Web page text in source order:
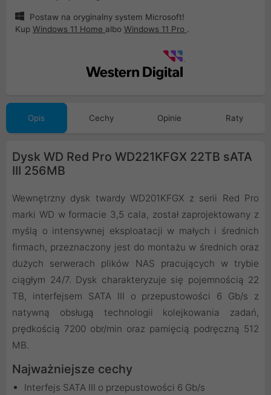
Postaw na oryginalny system Microsoft!
Kup Windows 11 Home albo Windows 11 Pro .
Opis Cechy Opinie Raty
Dysk WD Red Pro WD221KFGX 22TB sATA
III 256MB
Wewnętrzny dysk twardy WD201KFGX z serii Red Pro
marki WD w formacie 3,5 cala, został zaprojektowany z
myślą o intensywnej eksploatacji w małych i średnich
firmach, przeznaczony jest do montażu w średnich oraz
dużych serwerach plików NAS pracujących w trybie
ciągłym 24/7. Dysk charakteryzuje się pojemnością 22
TB, interfejsem SATA III o przepustowości 6 Gb/s z
natywną obsługą technologii kolejkowania zadań,
prędkością 7200 obr/min oraz pamięcią podręczną 512
MB.
Najważniejsze cechy
Interfejs SATA III o przepustowości 6 Gb/s